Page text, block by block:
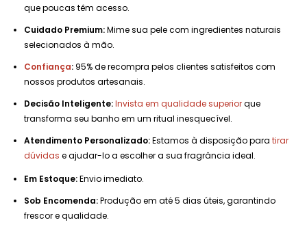
que poucas têm acesso.
Cuidado Premium:Mime sua pele com ingredientes naturais
selecionados à mão.
Confiança: 95% de recompra pelos clientes satisfeitos com
nossos produtos artesanais.
Decisão Inteligente:Invista em qualidade superiorque
transforma seu banho em um ritual inesquecível.
Atendimento Personalizado:Estamos à disposição para tirar
dúvidas e ajudar-lo a escolher a sua fragrância ideal.
Em Estoque:Envio imediato.
Sob Encomenda:Produção em até 5 dias úteis, garantindo
frescor e qualidade.